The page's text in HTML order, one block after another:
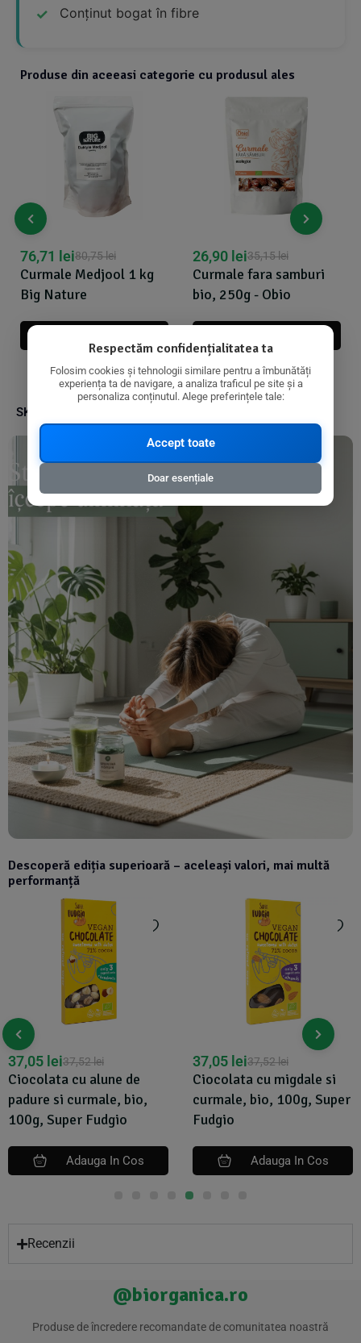
Conținut bogat în fibre
Produse din aceeasi categorie cu produsul ales
Curmale Medjool 1 kg
Big Nature
80,75lei
76,71 lei
Curmale fara samburi
bio, 250g - Obio
35,15lei
26,90 lei
SKU:
Descoperă ediția superioară – aceleași valori, mai multă
performanță
Ciocolata cu alune de
padure si curmale, bio,
100g, Super Fudgio
37,52lei
37,05 lei
Adauga In Cos
Ciocolata cu migdale si
curmale, bio, 100g, Super
Fudgio
37,52lei
37,05 lei
Adauga In Cos
Recenzii
@biorganica.ro
Produse de încredere recomandate de comunitatea noastră
Respectăm confidențialitatea ta
Folosim cookies și tehnologii similare pentru a îmbunătăți
experiența ta de navigare, a analiza traficul pe site și a
personaliza conținutul. Alege preferințele tale:
Accept toate
Doar esențiale